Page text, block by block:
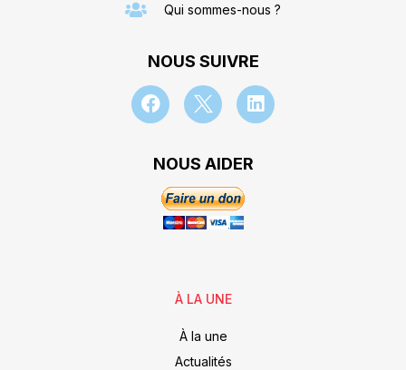
Qui sommes-nous ?
NOUS SUIVRE
NOUS AIDER
À LA UNE
À la une
Actualités